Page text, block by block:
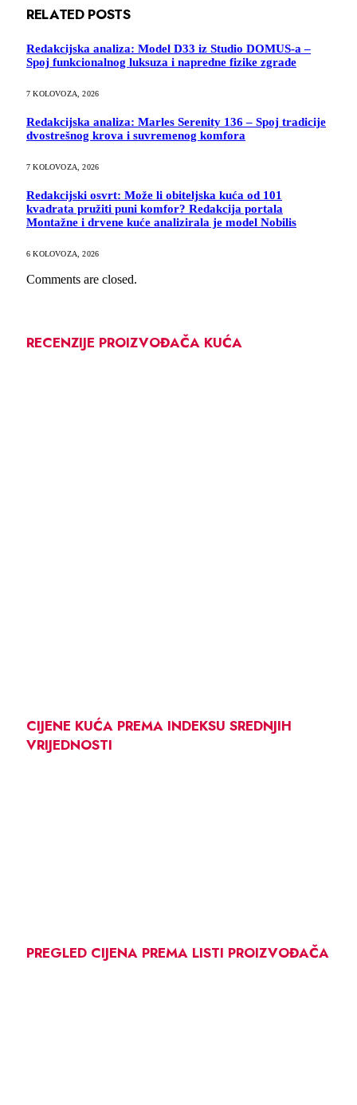
RELATED POSTS
Redakcijska analiza: Model D33 iz Studio DOMUS-a –
Spoj funkcionalnog luksuza i napredne fizike zgrade
7 KOLOVOZA, 2026
Redakcijska analiza: Marles Serenity 136 – Spoj tradicije
dvostrešnog krova i suvremenog komfora
7 KOLOVOZA, 2026
Redakcijski osvrt: Može li obiteljska kuća od 101
kvadrata pružiti puni komfor? Redakcija portala
Montažne i drvene kuće analizirala je model Nobilis
6 KOLOVOZA, 2026
Comments are closed.
RECENZIJE PROIZVOĐAČA KUĆA
CIJENE KUĆA PREMA INDEKSU SREDNJIH
VRIJEDNOSTI
PREGLED CIJENA PREMA LISTI PROIZVOĐAČA